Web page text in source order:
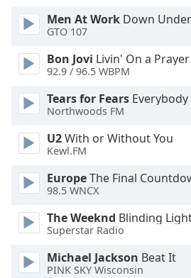
Background
Color
Opacity
Font
Size
Text
Edge
Family
Men At Work Down Under
GTO 107
Bon Jovi Livin' On a Prayer
92.9 / 96.5 WBPM
Tears for Fears Everybody
Northwoods FM
U2With or Without You
Kewl.FM
EuropeThe Final
98.5 WNCX
The Weeknd Blinding
Superstar Radio
Michael Jackson Beat It
PINK SKY Wisconsin